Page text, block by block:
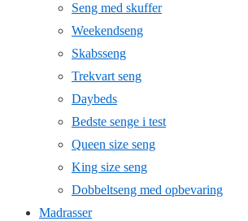
Seng med skuffer
Weekendseng
Skabsseng
Trekvart seng
Daybeds
Bedste senge i test
Queen size seng
King size seng
Dobbeltseng med opbevaring
Madrasser